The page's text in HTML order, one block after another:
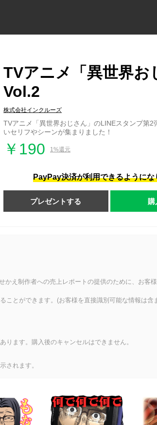
TVアニメ「異世界お
Vol.2
株式会社インクルーズ
TVアニメ「異世界おじさん」のLINEスタンプ第2
いセリフやシーンが集まりました！
￥190 1%還元
PayPay決済が利用できるようにな
プレゼントする 購
かえ制作者への売上レポートの提供のために、お客
ことができます。(お客様を直接識別可能な情報は含
ります。購入後のキャンセルはできません。
されます。